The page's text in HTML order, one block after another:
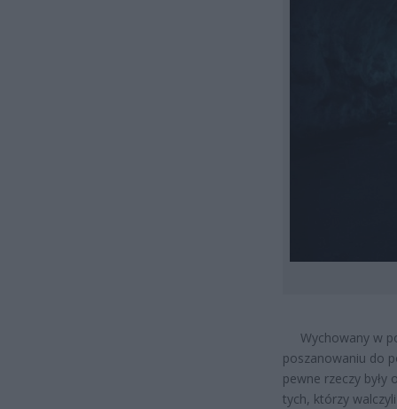
Wychowany w
poszanowaniu do
pewne rzeczy były
tych, którzy